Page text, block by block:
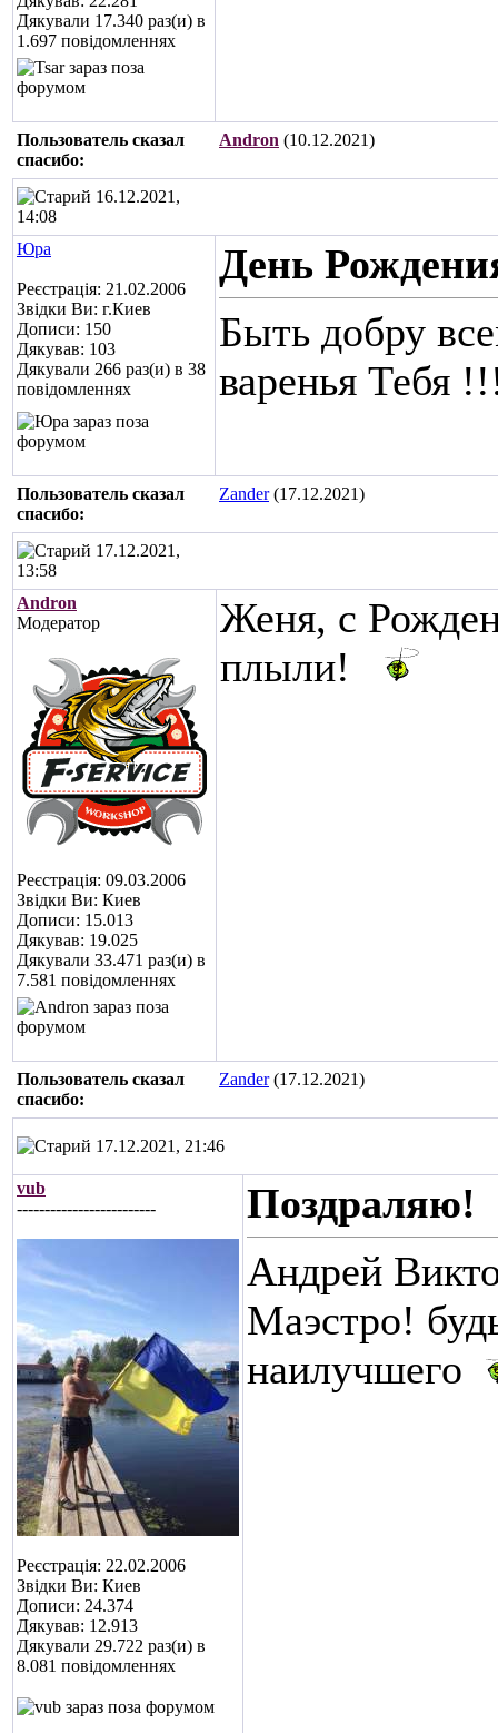
Дякували 17.340 раз(и) в
1.697 повідомленнях
Пользователь сказал
cпасибо:
Andron (10.12.2021)
16.12.2021,
14:08
Юра
Реєстрація: 21.02.2006
Звідки Ви: г.Киев
Дописи: 150
Дякував: 103
Дякували 266 раз(и) в 38
повідомленнях
День
Быть добру
варенья Тебя
Пользователь сказал
cпасибо:
Zander(17.12.2021)
17.12.2021,
13:58
Andron
Модератор
Реєстрація: 09.03.2006
Звідки Ви: Киев
Дописи: 15.013
Дякував: 19.025
Дякували 33.471 раз(и) в
7.581 повідомленнях
Женя, с
плыли!
Пользователь сказал
cпасибо:
Zander(17.12.2021)
17.12.2021, 21:46
vub
-------------------------
Реєстрація: 22.02.2006
Звідки Ви: Киев
Дописи: 24.374
Дякував: 12.913
Дякували 29.722 раз(и) в
8.081 повідомленнях
Поздраляю!
Андрей
Маэстро!
наилучшего